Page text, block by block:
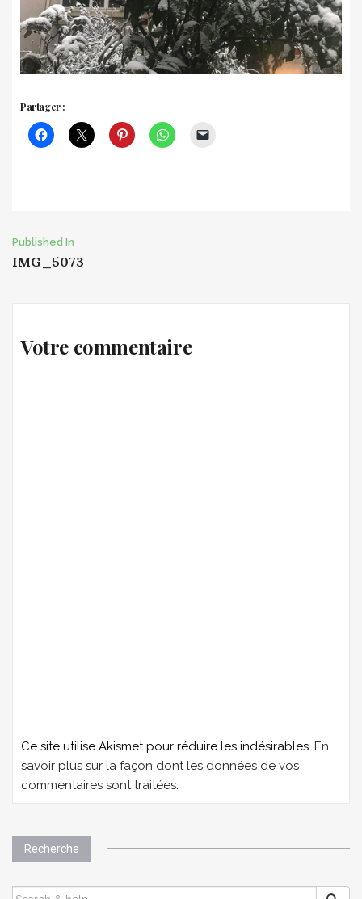
Partager :
Post
navigation
Published In
IMG_5073
Votre commentaire
Ce site utilise Akismet pour réduire les indésirables. En
savoir plus sur la façon dont les données de vos
commentaires sont traitées
Recherche
SEARCH